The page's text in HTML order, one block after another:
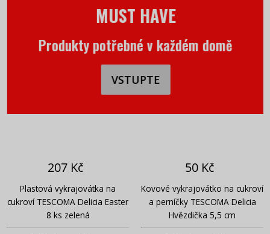
MUST HAVE
Produkty potřebné v každém domě
VSTUPTE
207 Kč
Plastová vykrajovátka na
cukroví TESCOMA Delicia Easter
8 ks zelená
50 Kč
Kovové vykrajovátko na cukroví
a perníčky TESCOMA Delicia
Hvězdička 5,5 cm